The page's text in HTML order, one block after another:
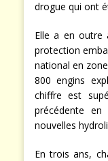
drogue qui ont
Elle a en outre
protection
national en
800 engins
chiffre est
précédente en
nouvelles
En trois ans,